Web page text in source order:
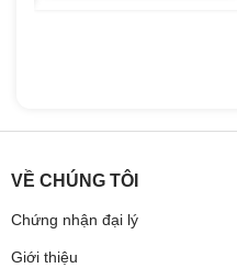
VỀ CHÚNG TÔI
Chứng nhận đại lý
Giới thiệu